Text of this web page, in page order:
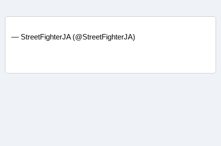
— StreetFighterJA (@StreetFighterJA)